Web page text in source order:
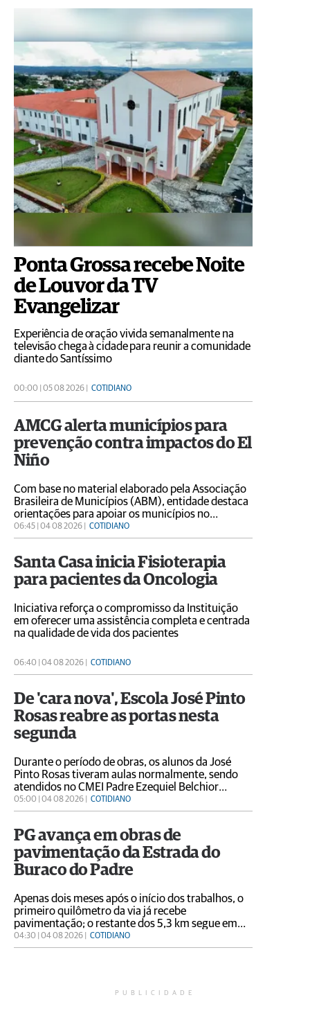
Ponta Grossa recebe Noite
de Louvor da TV
Evangelizar
Experiência de oração vivida semanalmente na
televisão chega à cidade para reunir a comunidade
diante do Santíssimo
00:00 | 05 08 2026 | COTIDIANO
AMCG alerta municípios para
prevenção contra impactos do El
Niño
Com base no material elaborado pela Associação
Brasileira de Municípios (ABM), entidade destaca
orientações para apoiar os municípios no
planejamento, na resposta às emergências e na
reconstrução após eventos climáticos extremos
06:45 | 04 08 2026 | COTIDIANO
Santa Casa inicia Fisioterapia
para pacientes da Oncologia
Iniciativa reforça o compromisso da Instituição
em oferecer uma assistência completa e centrada
na qualidade de vida dos pacientes
06:40 | 04 08 2026 | COTIDIANO
De 'cara nova', Escola José Pinto
Rosas reabre as portas nesta
segunda
Durante o período de obras, os alunos da José
Pinto Rosas tiveram aulas normalmente, sendo
atendidos no CMEI Padre Ezequiel Belchior
(Educação Infantil) e Escola Municipal Frederico
Constante Degraf (Ensino Fundamental)
05:00 | 04 08 2026 | COTIDIANO
PG avança em obras de
pavimentação da Estrada do
Buraco do Padre
Apenas dois meses após o início dos trabalhos, o
primeiro quilômetro da via já recebe
pavimentação; o restante dos 5,3 km segue em
execução
04:30 | 04 08 2026 | COTIDIANO
PUBLICIDADE